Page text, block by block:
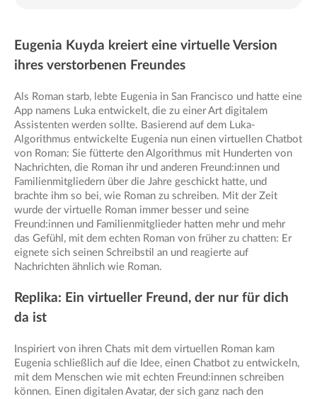
Eugenia Kuyda kreiert eine virtuelle Version
ihres verstorbenen Freundes
Als Roman starb, lebte Eugenia in San Francisco und hatte eine
App namens Luka entwickelt, die zu einer Art digitalem
Assistenten werden sollte. Basierend auf dem Luka-
Algorithmus entwickelte Eugenia nun einen virtuellen Chatbot
von Roman: Sie fütterte den Algorithmus mit Hunderten von
Nachrichten, die Roman ihr und anderen Freund:innen und
Familienmitgliedern über die Jahre geschickt hatte, und
brachte ihm so bei, wie Roman zu schreiben. Mit der Zeit
wurde der virtuelle Roman immer besser und seine
Freund:innen und Familienmitglieder hatten mehr und mehr
das Gefühl, mit dem echten Roman von früher zu chatten: Er
eignete sich seinen Schreibstil an und reagierte auf
Nachrichten ähnlich wie Roman.
Replika: Ein virtueller Freund, der nur für dich
da ist
Inspiriert von ihren Chats mit dem virtuellen Roman kam
Eugenia schließlich auf die Idee, einen Chatbot zu entwickeln,
mit dem Menschen wie mit echten Freund:innen schreiben
können. Einen digitalen Avatar, der sich ganz nach den